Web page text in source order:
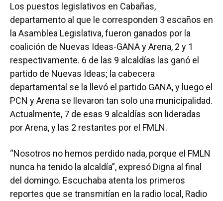
Los puestos legislativos en Cabañas,
departamento al que le corresponden 3 escaños en
la Asamblea Legislativa, fueron ganados por la
coalición de Nuevas Ideas-GANA y Arena, 2 y 1
respectivamente. 6 de las 9 alcaldías las ganó el
partido de Nuevas Ideas; la cabecera
departamental se la llevó el partido GANA, y luego el
PCN y Arena se llevaron tan solo una municipalidad.
Actualmente, 7 de esas 9 alcaldías son lideradas
por Arena, y las 2 restantes por el FMLN.
“Nosotros no hemos perdido nada, porque el FMLN
nunca ha tenido la alcaldía”, expresó Digna al final
del domingo. Escuchaba atenta los primeros
reportes que se transmitían en la radio local, Radio